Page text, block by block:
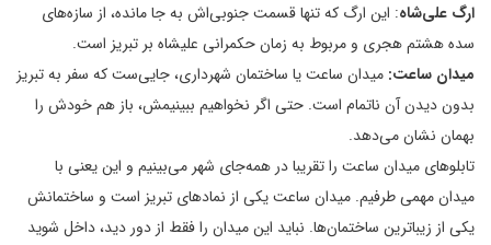
ارگ علی‌شاه: این ارگ که تنها قسمت جنوبی‌اش به جا مانده، از سازه‌های
سده هشتم هجری و مربوط به زمان حکمرانی علیشاه بر تبریز است.
میدان ساعت: میدان ساعت یا ساختمان شهرداری، جایی‌ست که سفر به تبریز
بدون دیدن آن ناتمام است. حتی اگر نخواهیم ببینیمش، باز هم خودش را
بهمان نشان می‌دهد.
تابلوهای میدان ساعت را تقریبا در همه‌جای شهر می‌بینیم و این یعنی با
میدان مهمی طرفیم. میدان ساعت یکی از نمادهای تبریز است و ساختمانش
یکی از زیباترین ساختمان‌ها. نباید این میدان را فقط از دور دید، داخل شوید